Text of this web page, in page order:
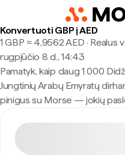
Konvertuoti GBP į AED
1 GBP ≈ 4,9562 AED · Realus
rugpjūčio 8 d., 14:43
Pamatyk, kaip daug 1 000
Jungtinių Arabų Emyratų
pinigus su Morse — jokių